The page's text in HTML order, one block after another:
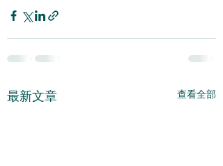
最新文章 查看全部